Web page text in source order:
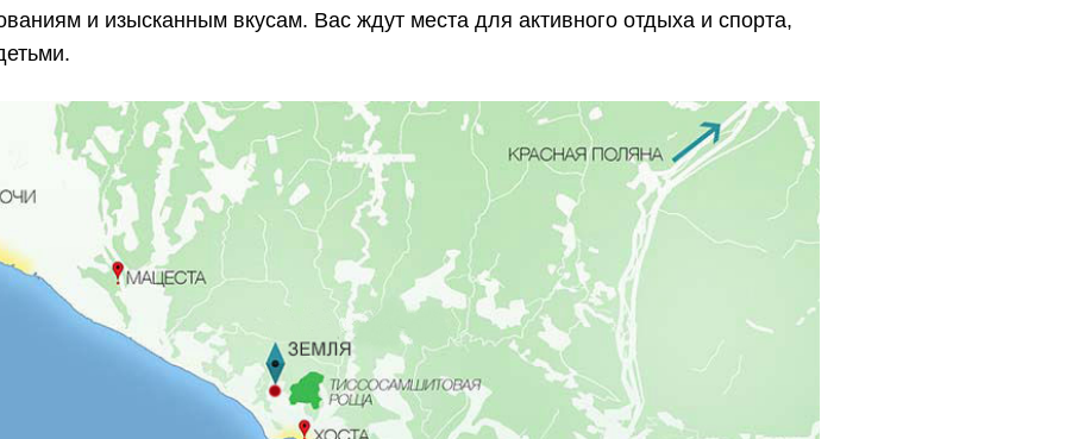
и изысканным вкусам. Вас ждут места для активного отдыха и спорта,